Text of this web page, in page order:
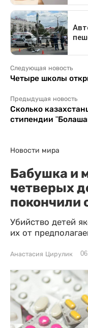
Следующая новость
Четыре школы
Предыдущая новость
Сколько
стипендии
Новости мира
Бабушка и
четверых
покончили
Убийство детей
их от
Анастасия Цирулик